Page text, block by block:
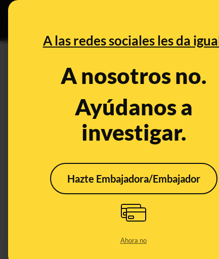
A las redes sociales les da
A nosotros no.
Ayúdanos a
investigar.
Hazte Embajadora/Embajador
Ahora no
¿Bárcenas confiesa que
difundiese que ETA fue el
This content has NOT yet
What's being said:
«Bárcenas confiesa que tenían en
This content has
La confesión de Bárcenas sobre Losantos: Lo teníamos
de ETA en los atentados del 11-M